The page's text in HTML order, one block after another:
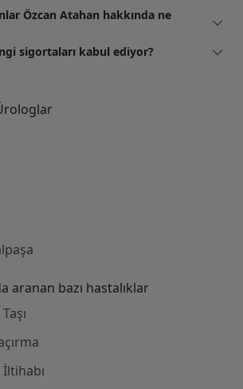
Özcan Atahan hakkında ne
sigortaları kabul ediyor?
aranan bazı hastalıklar